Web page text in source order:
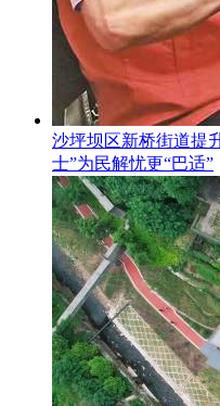
沙坪坝区新桥街道提
士”为民解忧更“巴适”